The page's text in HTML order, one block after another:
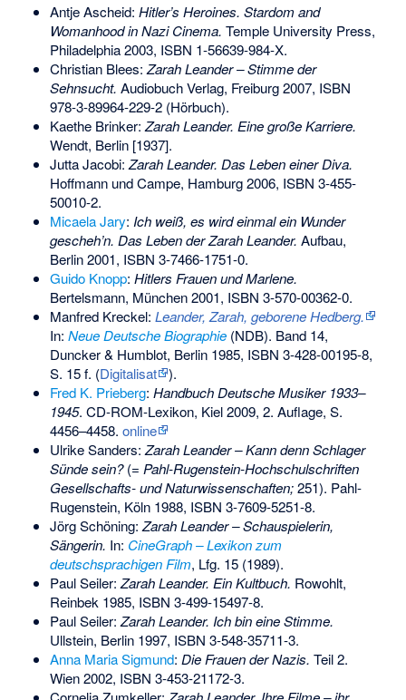
Antje Ascheid: Hitler’s Heroines. Stardom and
Womanhood in Nazi Cinema. Temple University Press,
Philadelphia 2003, ISBN 1-56639-984-X.
Christian Blees: Zarah Leander – Stimme der
Sehnsucht. Audiobuch Verlag, Freiburg 2007, ISBN
978-3-89964-229-2(Hörbuch).
Kaethe Brinker: Zarah Leander. Eine große Karriere.
Wendt, Berlin [1937].
Jutta Jacobi: Zarah Leander. Das Leben einer Diva.
Hoffmann und Campe, Hamburg 2006, ISBN 3-455-
50010-2.
Micaela Jary: Ich weiß, es wird einmal ein Wunder
gescheh’n. Das Leben der Zarah Leander. Aufbau,
Berlin 2001, ISBN 3-7466-1751-0.
Guido Knopp: Hitlers Frauen und Marlene.
Bertelsmann, München 2001, ISBN 3-570-00362-0.
Manfred Kreckel: Leander, Zarah, geborene Hedberg.
In: Neue Deutsche Biographie(NDB). Band 14,
Duncker & Humblot, Berlin 1985, ISBN 3-428-00195-8,
S. 15 f. (Digitalisat
).
Fred K. Prieberg: Handbuch Deutsche Musiker 1933–
1945. CD-ROM-Lexikon, Kiel 2009, 2. Auflage, S.
4456–4458. online
Ulrike Sanders: Zarah Leander – Kann denn Schlager
Sünde sein?(= Pahl-Rugenstein-Hochschulschriften
Gesellschafts- und Naturwissenschaften;251). Pahl-
Rugenstein, Köln 1988, ISBN 3-7609-5251-8.
Jörg Schöning: Zarah Leander – Schauspielerin,
Sängerin. In: CineGraph – Lexikon zum
deutschsprachigen Film, Lfg. 15 (1989).
Paul Seiler: Zarah Leander. Ein Kultbuch. Rowohlt,
Reinbek 1985, ISBN 3-499-15497-8.
Paul Seiler: Zarah Leander. Ich bin eine Stimme.
Ullstein, Berlin 1997, ISBN 3-548-35711-3.
Anna Maria Sigmund: Die Frauen der Nazis. Teil 2.
Wien 2002, ISBN 3-453-21172-3.